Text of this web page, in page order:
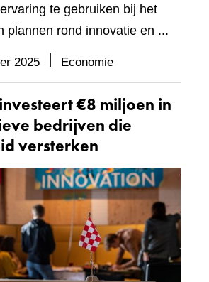
te gebruiken bij het
plannen rond innovatie en ...
2025 Economie
€8 miljoen in
bedrijven die
versterken